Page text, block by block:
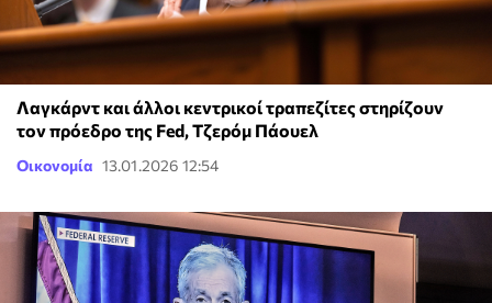
Λαγκάρντ και άλλοι κεντρικοί τραπεζίτες στηρίζουν
τον πρόεδρο της Fed, Tζερόμ Πάουελ
Οικονομία 13.01.2026 12:54